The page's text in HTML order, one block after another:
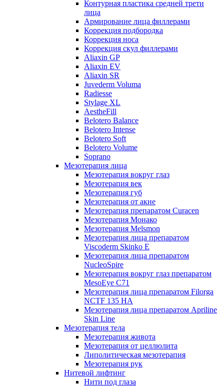
Контурная пластика средней трети
лица
Армирование лица филлерами
Коррекция подбородка
Коррекция носа
Коррекция скул филлерами
Aliaxin GP
Aliaxin EV
Aliaxin SR
Juvederm Voluma
Radiesse
Stylage XL
AestheFill
Belotero Balance
Belotero Intense
Belotero Soft
Belotero Volume
Soprano
Мезотерапия лица
Мезотерапия вокруг глаз
Мезотерапия век
Мезотерапия губ
Мезотерапия от акне
Мезотерапия препаратом Curacen
Мезотерапия Монако
Мезотерапия Melsmon
Мезотерапия лица препаратом
Viscoderm Skinko E
Мезотерапия лица препаратом
NucleoSpire
Мезотерапия вокруг глаз препаратом
MesoEye С71
Мезотерапия лица препаратом Filorga
NCTF 135 HA
Мезотерапия лица препаратом Apriline
Skin Line
Мезотерапия тела
Мезотерапия живота
Мезотерапия от целлюлита
Липолитическая мезотерапия
Мезотерапия рук
Нитевой лифтинг
Нити под глаза